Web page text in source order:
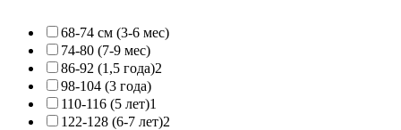
68-74 см (3-6 мес)
74-80 (7-9 мес)
86-92 (1,5 года)2
98-104 (3 года)
110-116 (5 лет)1
122-128 (6-7 лет)2